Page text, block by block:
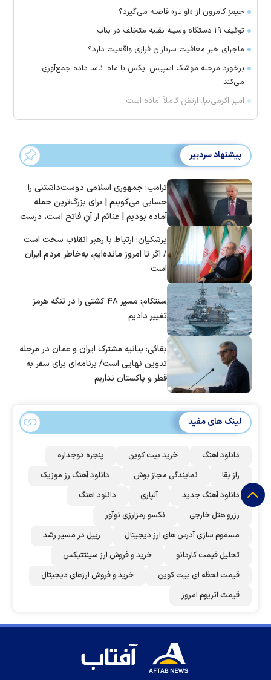
جیمز کامرون از «آواتار» فاصله می‌گیرد؟
توقیف ۱۹ دستگاه وسیله نقلیه متخلف در بناب
ماجرای خبر معافیت سربازان فراری واقعیت دارد؟
برخورد مرحله موشک اسپیس ایکس با ماه؛ ناسا داده جمع‌آوری
می‌کند
امیر اکرمی‌نیا: ارتش کاملاً آماده است
پیشنهاد سردبیر
ترامپ: جمهوری اسلامی دوست‌داشتنی را
حسابی می‌کوبیم | برای بزرگ‌ترین حمله
آماده بودیم | غنائم از آنِ فاتح است، درست
پزشکیان: ارتباط با رهبر انقلاب سخت است
/ اگر تا امروز مانده‌ایم، به‌خاطر مردم ایران
است
سنتکام: مسیر ۴۸ کشتی را در تنگه هرمز
تغییر دادیم
بقائی: بیانیه مشترک ایران و عمان در مرحله
تدوین نهایی است/ برنامه‌ای برای سفر به
قطر و پاکستان نداریم
لینک های مفید
دانلود اهنگ خرید بیت کوین
پنجره دوجداره
راز بقا
نمایندگی مجاز بوش
دانلود آهنگ رز‌ موزیک
دانلود آهنگ جدید
آلپاری
دانلود اهنگ
رزرو هتل خارجی
نکسو رمزارزی نوآور
مسموم سازی آدرس های ارز دیجیتال
ریپل در مسیر رشد
تحلیل قیمت کاردانو
خرید و فروش ارز سینتتیکس
قیمت لحظه ای بیت کوین
خرید و فروش ارزهای دیجیتال
قیمت اتریوم امروز